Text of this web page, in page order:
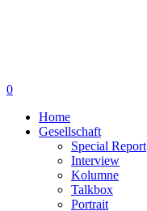
0
Home
Gesellschaft
Special Report
Interview
Kolumne
Talkbox
Portrait